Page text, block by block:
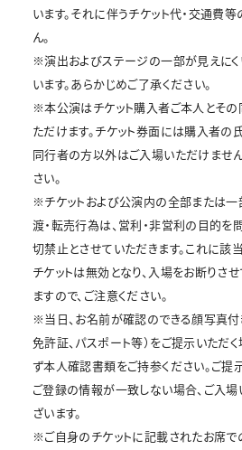
います。それに伴うチケット代・交通費
ん。
※演出およびステージの一部が見えに
います。あらかじめご了承ください。
※本公演はチケット購入者ご本人とそ
ただけます。チケット券面には購入者の
同行者の方以外はご入場いただけませ
さい。
※チケットおよび公演内の全部または
渡・転売行為は、営利・非営利の目的を
切禁止とさせていただきます。これに該
チケットは無効となり、入場をお断りさ
ますので、ご注意ください。
※当日、お名前が確認のできる顔写真
免許証、パスポート等）をご提示いただ
ず本人確認書類をご持参ください。ご提
ご登録の情報が一致しない場合、ご入
ざいます。
※ご自身のチケットに記載されたお席で